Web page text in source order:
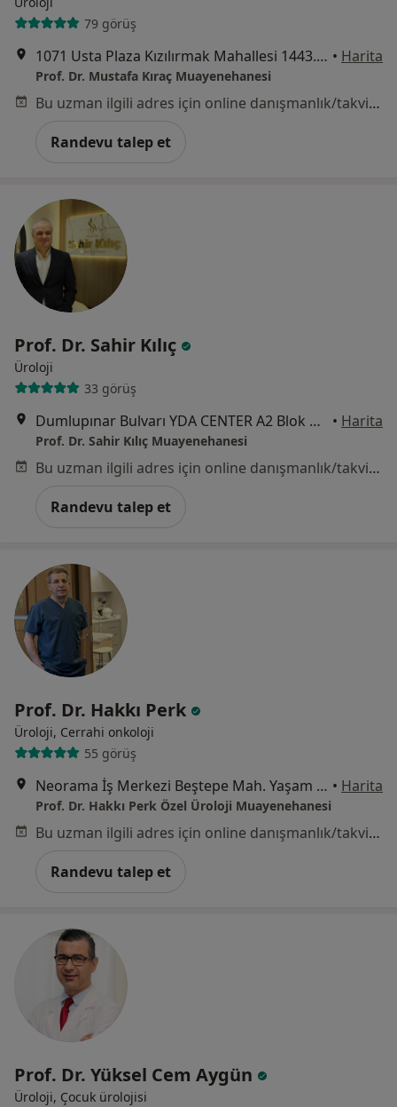
79 görüş
1071 Usta Plaza Kızılırmak Mahallesi 1443. Cadde No:25/B Daire 101 Çukurambar, Ankara • Harita
Prof. Dr. Mustafa Kıraç Muayenehanesi
Bu uzman ilgili adres için online danışmanlık/takvim sunmuyor.
Randevu talep et
Prof. Dr. Sahir Kılıç
Üroloji
33 görüş
Dumlupınar Bulvarı YDA CENTER A2 Blok Kat:10 No:398, Ankara • Harita
Prof. Dr. Sahir Kılıç Muayenehanesi
Bu uzman ilgili adres için online danışmanlık/takvim sunmuyor.
Randevu talep et
Prof. Dr. Hakkı Perk
Üroloji, Cerrahi onkoloji
55 görüş
Neorama İş Merkezi Beştepe Mah. Yaşam Cad. No:13 A-Blok Ofis Söğütözü Cd. No:22, Yenimahalle • Harita
Prof. Dr. Hakkı Perk Özel Üroloji Muayenehanesi
Bu uzman ilgili adres için online danışmanlık/takvim sunmuyor.
Randevu talep et
Prof. Dr. Yüksel Cem Aygün
Üroloji, Çocuk ürolojisi